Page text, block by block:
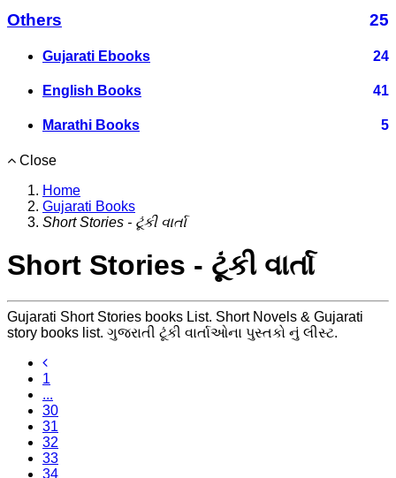
Others 25
Gujarati Ebooks 24
English Books 41
Marathi Books 5
Close
Home
Gujarati Books
Short Stories - ટૂંકી વાર્તા
Short Stories - ટૂંકી વાર્તા
Gujarati Short Stories books List. Short Novels & Gujarati
story books list. ગુજરાતી ટૂંકી વાર્તાઓના પુસ્તકો નું લીસ્ટ.
1
...
30
31
32
33
34